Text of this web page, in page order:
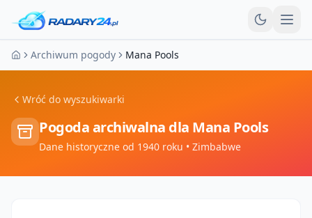
Strona główna
Archiwum pogody Mana Pools
Wróć do wyszukiwarki
Pogoda archiwalna dla Mana Pools
Dane historyczne od 1940 roku • Zimbabwe